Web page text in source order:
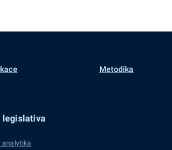
Metodika
legislativa
analytika